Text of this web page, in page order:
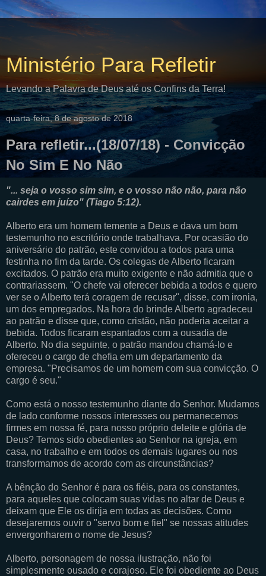
Ministério Para Refletir
Levando a Palavra de Deus até os Confins da Terra!
quarta-feira, 8 de agosto de 2018
Para refletir...(18/07/18) - Convicção
No Sim E No Não
"... seja o vosso sim sim, e o vosso não não, para não
cairdes em juízo" (Tiago 5:12).
Alberto era um homem temente a Deus e dava um bom
testemunho no escritório onde trabalhava. Por ocasião do
aniversário do patrão, este convidou a todos para uma
festinha no fim da tarde. Os colegas de Alberto ficaram
excitados. O patrão era muito exigente e não admitia que o
contrariassem. "O chefe vai oferecer bebida a todos e quero
ver se o Alberto terá coragem de recusar", disse, com ironia,
um dos empregados. Na hora do brinde Alberto agradeceu
ao patrão e disse que, como cristão, não poderia aceitar a
bebida. Todos ficaram espantados com a ousadia de
Alberto. No dia seguinte, o patrão mandou chamá-lo e
ofereceu o cargo de chefia em um departamento da
empresa. "Precisamos de um homem com sua convicção. O
cargo é seu."
Como está o nosso testemunho diante do Senhor. Mudamos
de lado conforme nossos interesses ou permanecemos
firmes em nossa fé, para nosso próprio deleite e glória de
Deus? Temos sido obedientes ao Senhor na igreja, em
casa, no trabalho e em todos os demais lugares ou nos
transformamos de acordo com as circunstâncias?
A bênção do Senhor é para os fiéis, para os constantes,
para aqueles que colocam suas vidas no altar de Deus e
deixam que Ele os dirija em todas as decisões. Como
desejaremos ouvir o "servo bom e fiel" se nossas atitudes
envergonharem o nome de Jesus?
Alberto, personagem de nossa ilustração, não foi
simplesmente ousado e corajoso. Ele foi obediente ao Deus